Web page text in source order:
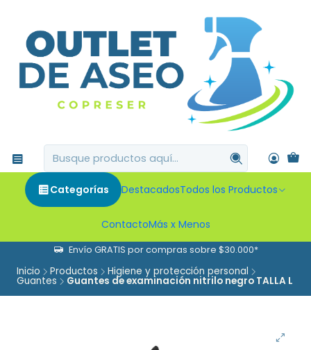
Categorías DestacadosTodos los Productos
ContactoMás x Menos
Envío GRATIS por compras sobre $30.000*
Inicio Productos Higiene y protección personal
Guantes Guantes de examinación nitrilo negro TALLA L